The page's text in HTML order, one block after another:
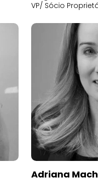
VP/ Sócio
Adriana